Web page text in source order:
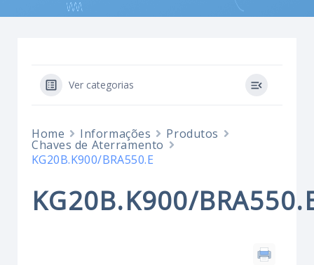
Ver categorias
Home Informações Produtos
Chaves de Aterramento
KG20B.K900/BRA550.E
KG20B.K900/